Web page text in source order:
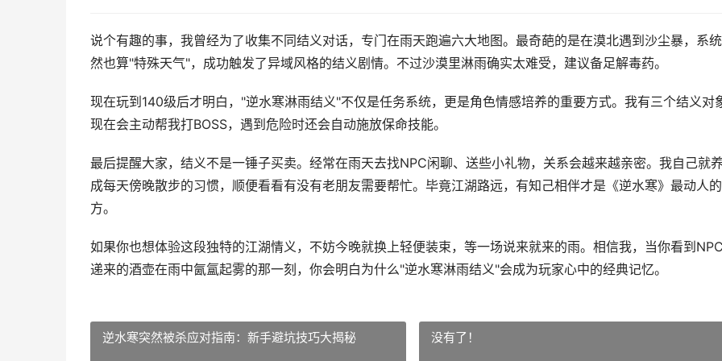
说个有趣的事，我曾经为了收集不同结义对话，专门在雨天跑遍六大地图。最奇葩的是在漠北遇到沙尘暴，系
然也算"特殊天气"，成功触发了异域风格的结义剧情。不过沙漠里淋雨确实太难受，建议备足解毒药。
现在玩到140级后才明白，"逆水寒淋雨结义"不仅是任务系统，更是角色情感培养的重要方式。我有三个结义对
现在会主动帮我打BOSS，遇到危险时还会自动施放保命技能。
最后提醒大家，结义不是一锤子买卖。经常在雨天去找NPC闲聊、送些小礼物，关系会越来越亲密。我自己就养
成每天傍晚散步的习惯，顺便看看有没有老朋友需要帮忙。毕竟江湖路远，有知己相伴才是《逆水寒》最动人
方。
如果你也想体验这段独特的江湖情义，不妨今晚就换上轻便装束，等一场说来就来的雨。相信我，当你看到NPC
递来的酒壶在雨中氤氲起雾的那一刻，你会明白为什么"逆水寒淋雨结义"会成为玩家心中的经典记忆。
逆水寒突然被杀应对指南：新手避坑技巧大揭秘 没有了！